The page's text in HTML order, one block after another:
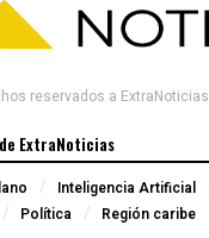
reservados a ExtraNoticias
ExtraNoticias
Inteligencia Artificial
Política Región caribe